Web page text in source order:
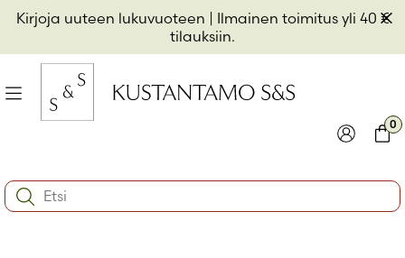
Kirjoja uuteen lukuvuoteen | Ilmainen toimitus yli 40 €
tilauksiin.
Hyppää
sisältöön
Valikko
0
Search: